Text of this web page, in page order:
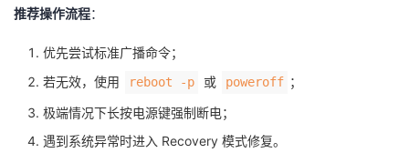
推荐操作流程：
优先尝试标准广播命令；
若无效，使用
reboot -p 或 poweroff ；
极端情况下长按电源键强制断电；
遇到系统异常时进入 Recovery 模式修复。